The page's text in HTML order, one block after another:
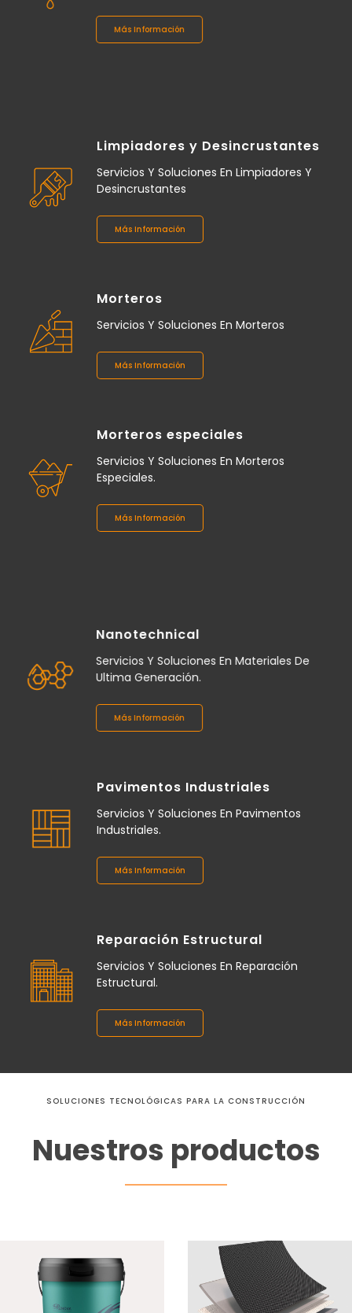
Más Información
Limpiadores y Desincrustantes
Servicios Y Soluciones En Limpiadores Y
Desincrustantes
Más Información
Morteros
Servicios Y Soluciones En Morteros
Más Información
Morteros especiales
Servicios Y Soluciones En Morteros
Especiales.
Más Información
Nanotechnical
Servicios Y Soluciones En Materiales De
Ultima Generación.
Más Información
Pavimentos Industriales
Servicios Y Soluciones En Pavimentos
Industriales.
Más Información
Reparación Estructural
Servicios Y Soluciones En Reparación
Estructural.
Más Información
SOLUCIONES TECNOLÓGICAS PARA LA CONSTRUCCIÓN
Nuestros productos